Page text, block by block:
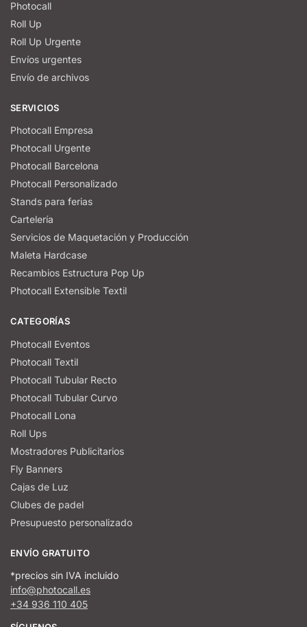
Photocall
Roll Up
Roll Up Urgente
Envíos urgentes
Envío de archivos
SERVICIOS
Photocall Empresa
Photocall Urgente
Photocall Barcelona
Photocall Personalizado
Stands para ferias
Cartelería
Servicios de Maquetación y Producción
Maleta Hardcase
Recambios Estructura Pop Up
Photocall Extensible Textil
CATEGORÍAS
Photocall Eventos
Photocall Textil
Photocall Tubular Recto
Photocall Tubular Curvo
Photocall Lona
Roll Ups
Mostradores Publicitarios
Fly Banners
Cajas de Luz
Clubes de padel
Presupuesto personalizado
ENVÍO GRATUITO
*precios sin IVA incluido
info@photocall.es
+34 936 110 405